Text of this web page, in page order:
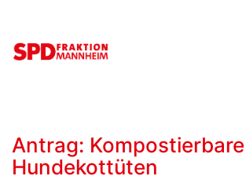
Antrag: Kompostierbare
Hundekottüten